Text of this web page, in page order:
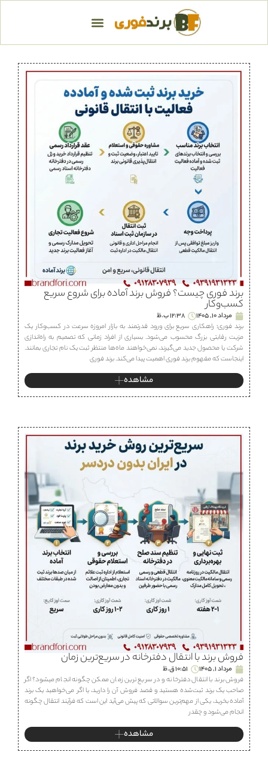
برند فوری چیست؟ فروش برند آماده برای شروع سریع
کسب‌وکار
مرداد 10, 1405
12:38 ب.ظ
برند فوری؛ راهکاری سریع برای ورود قدرتمند به بازار امروزه سرعت در کسب‌وکار یک
مزیت رقابتی بزرگ محسوب می‌شود. بسیاری از افراد زمانی که تصمیم به راه‌اندازی
شرکت یا محصول جدید می‌گیرند، نمی‌خواهند ماه‌ها منتظر ثبت یک نام تجاری بمانند.
اینجاست که مفهوم برند فوری اهمیت پیدا می‌کند. برند فوری
مشاهده
فروش برند با انتقال دفترخانه در سریع‌ترین زمان
مرداد 1, 1405
10:51 ق.ظ
فروش برند با انتقال دفترخانه و در سریع ترین زمان ممکن چگونه انجام میشود؟ اگر
صاحب یک برند ثبت‌شده هستید و قصد فروش آن را دارید، یا اگر می‌خواهید یک برند
آماده بخرید، یکی از مهم‌ترین سوالاتی که پیش می‌آید این است که فرآیند انتقال چگونه
انجام می‌شود و چقدر
مشاهده